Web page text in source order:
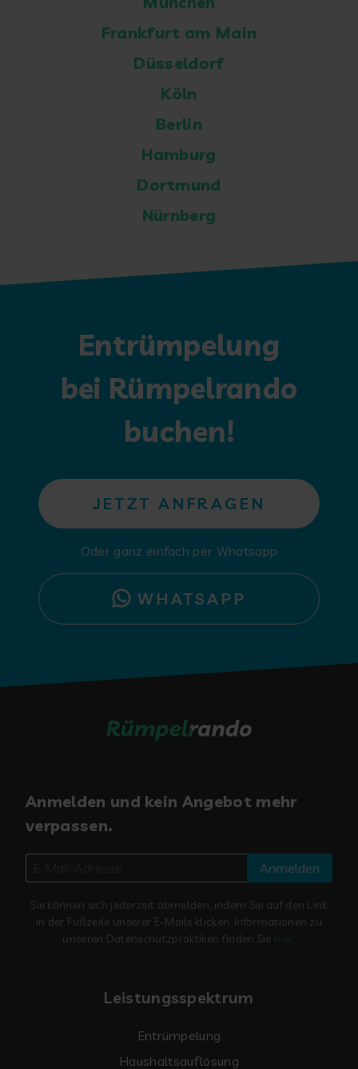
Frankfurt am Main
Düsseldorf
Köln
Berlin
Hamburg
Dortmund
Nürnberg
Entrümpelung
bei Rümpelrando
buchen!
JETZT ANFRAGEN
Oder ganz einfach per Whatsapp
WHATSAPP
Anmelden und kein Angebot mehr
verpassen.
Anmelden
Sie können sich jederzeit abmelden, indem Sie auf den Link
in der Fußzeile unserer E-Mails klicken. Informationen zu
unseren Datenschutzpraktiken finden Sie
Leistungsspektrum
Entrümpelung
Haushaltsauflösung